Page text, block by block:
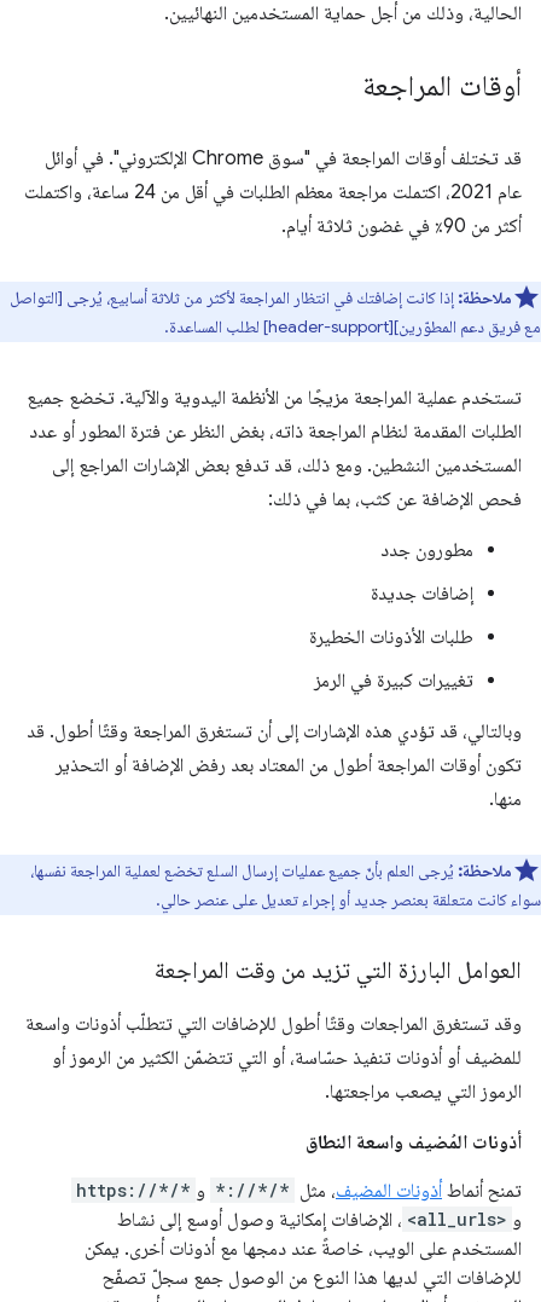
الحالية، وذلك من أجل حماية المستخدمين النهائيين.
أوقات المراجعة
قد تختلف أوقات المراجعة في "سوق Chrome الإلكتروني". في أوائل
عام 2021، اكتملت مراجعة معظم الطلبات في أقل من 24 ساعة، واكتملت
أكثر من 90٪ في غضون ثلاثة أيام.
ملاحظة: إذا كانت إضافتك في انتظار المراجعة لأكثر من ثلاثة أسابيع، يُرجى [التواصل
مع فريق دعم المطوّرين][header-support] لطلب المساعدة.
تستخدم عملية المراجعة مزيجًا من الأنظمة اليدوية والآلية. تخضع جميع
الطلبات المقدمة لنظام المراجعة ذاته، بغض النظر عن فترة المطور أو عدد
المستخدمين النشطين. ومع ذلك، قد تدفع بعض الإشارات المراجع إلى
فحص الإضافة عن كثب، بما في ذلك:
مطورون جدد
إضافات جديدة
طلبات الأذونات الخطيرة
تغييرات كبيرة في الرمز
وبالتالي، قد تؤدي هذه الإشارات إلى أن تستغرق المراجعة وقتًا أطول. قد
تكون أوقات المراجعة أطول من المعتاد بعد رفض الإضافة أو التحذير
منها.
ملاحظة: يُرجى العلم بأنّ جميع عمليات إرسال السلع تخضع لعملية المراجعة نفسها،
سواء كانت متعلقة بعنصر جديد أو إجراء تعديل على عنصر حالي.
العوامل البارزة التي تزيد من وقت المراجعة
وقد تستغرق المراجعات وقتًا أطول للإضافات التي تتطلّب أذونات واسعة
للمضيف أو أذونات تنفيذ حسّاسة، أو التي تتضمّن الكثير من الرموز أو
الرموز التي يصعب مراجعتها.
أذونات المُضيف واسعة النطاق
تمنح أنماط أذونات المضيف، مثل *://*/* و https://*/*
و <all_urls> ، الإضافات إمكانية وصول أوسع إلى نشاط
المستخدم على الويب، خاصةً عند دمجها مع أذونات أخرى. يمكن
للإضافات التي لديها هذا النوع من الوصول جمع سجلّ تصفّح